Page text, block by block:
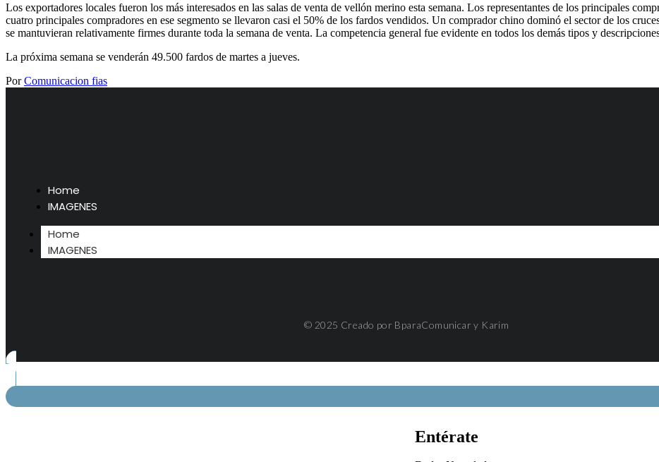
Los exportadores locales fueron los más interesados en las salas de venta de vellón merino esta semana. Los representantes de los principales
cuatro principales compradores en ese segmento se llevaron casi el 50% de los fardos vendidos. Un comprador chino dominó el sector de los
se mantuvieran relativamente firmes durante toda la semana de venta. La competencia general fue evidente en todos los demás tipos y
La próxima semana se venderán 49.500 fardos de martes a jueves.
PorComunicacion fias
Home
IMAGENES
Home
IMAGENES
© 2025 Creado por BparaComunicar y Karim
Entérate